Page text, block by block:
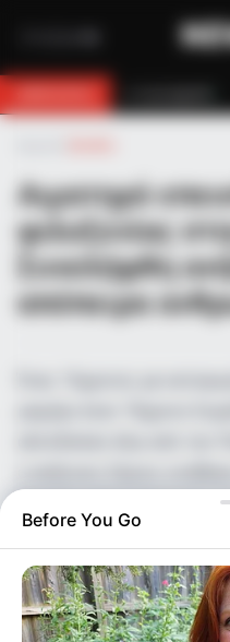
Αιματηρό
φιλοξενίας
Συνελήφθη
απόπειρα
κατά Σομαλού λέγοντας
Before You Go